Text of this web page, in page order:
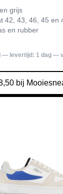
grijs
42, 43, 46, 45 en
en rubber
— levertijd: 1 dag —
bij